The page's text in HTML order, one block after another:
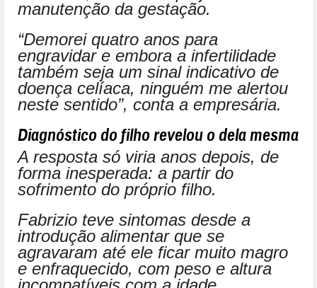
manutenção da gestação.
“Demorei quatro anos para
engravidar e embora a infertilidade
também seja um sinal indicativo de
doença celíaca, ninguém me alertou
neste sentido”, conta a empresária.
Diagnóstico do filho revelou o dela mesma
A resposta só viria anos depois, de
forma inesperada: a partir do
sofrimento do próprio filho.
Fabrizio teve sintomas desde a
introdução alimentar que se
agravaram até ele ficar muito magro
e enfraquecido, com peso e altura